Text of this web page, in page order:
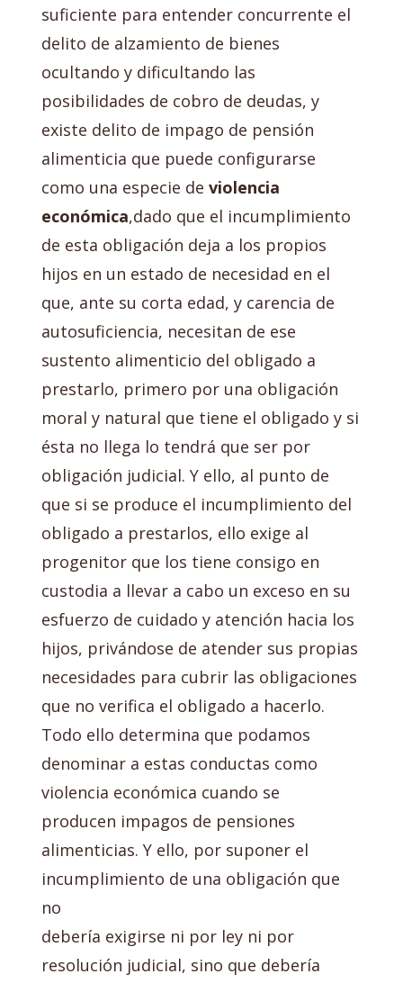
suficiente para entender concurrente el
delito de alzamiento de bienes
ocultando y dificultando las
posibilidades de cobro de deudas, y
existe delito de impago de pensión
alimenticia que puede configurarse
como una especie de violencia
económica,dado que el incumplimiento
de esta obligación deja a los propios
hijos en un estado de necesidad en el
que, ante su corta edad, y carencia de
autosuficiencia, necesitan de ese
sustento alimenticio del obligado a
prestarlo, primero por una obligación
moral y natural que tiene el obligado y si
ésta no llega lo tendrá que ser por
obligación judicial. Y ello, al punto de
que si se produce el incumplimiento del
obligado a prestarlos, ello exige al
progenitor que los tiene consigo en
custodia a llevar a cabo un exceso en su
esfuerzo de cuidado y atención hacia los
hijos, privándose de atender sus propias
necesidades para cubrir las obligaciones
que no verifica el obligado a hacerlo.
Todo ello determina que podamos
denominar a estas conductas como
violencia económica cuando se
producen impagos de pensiones
alimenticias. Y ello, por suponer el
incumplimiento de una obligación que
no
debería exigirse ni por ley ni por
resolución judicial, sino que debería